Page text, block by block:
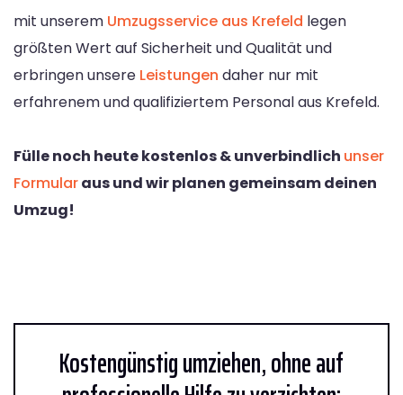
mit unserem Umzugsservice aus Krefeld legen
größten Wert auf Sicherheit und Qualität und
erbringen unsere Leistungen daher nur mit
erfahrenem und qualifiziertem Personal aus Krefeld.
Fülle noch heute kostenlos & unverbindlich unser
Formularaus und wir planen gemeinsam deinen
Umzug!
Kostengünstig umziehen, ohne auf